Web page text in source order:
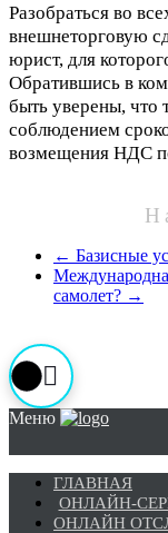
Разобраться во
внешнеторговую
юрист, для
Обратившись в
быть уверены, что
соблюдением
возмещения НДС
← Базисные
самолет? →
Меню
ГЛАВНАЯ
ОНЛАЙН-
ОНЛАЙН